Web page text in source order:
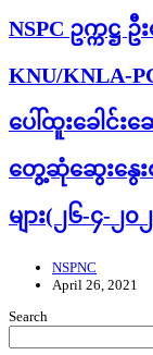
NSPC ဥက္ကဋ္ဌ
KNU/KNLA-
ပေါ်ထူးခေါ
တွေ့ဆုံဆွေးနွေ
များ(၂၆-၄-၂၀
NSPNC
April 26, 2021
Search